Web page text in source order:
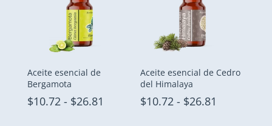
Aceite esencial de
Bergamota
$10.72 - $26.81
Aceite esencial de Cedro
del Himalaya
$10.72 - $26.81